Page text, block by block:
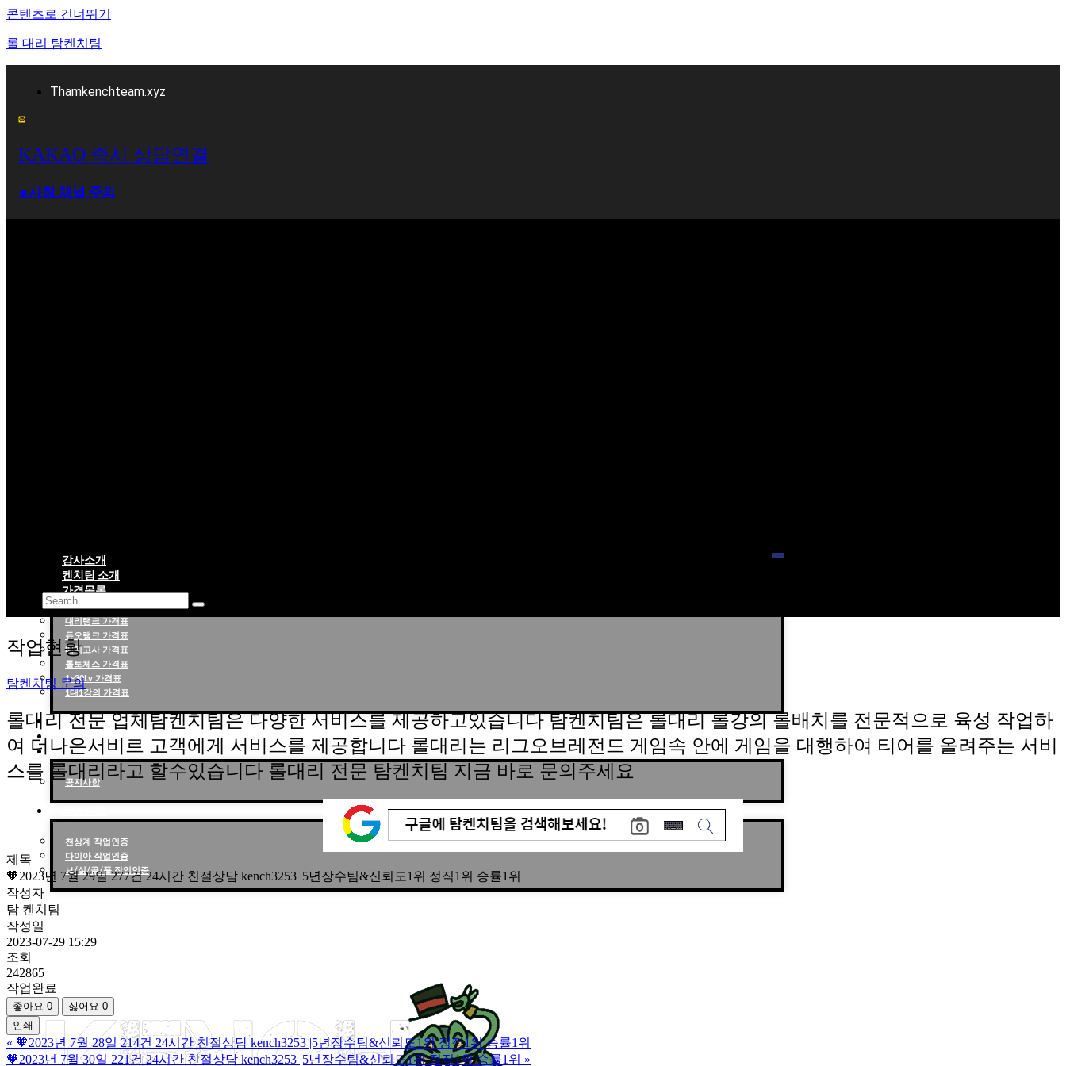
콘텐츠로 건너뛰기
롤 대리 탐켄치팀
Thamkenchteam.xyz
KAKAO 즉시 상담연결
⁕사칭 채널 주의
강사소개
켄치팀 소개
가격목록
대리랭크 가격표
듀오랭크 가격표
배치고사 가격표
롤토체스 가격표
1~30Lv 가격표
1대1강의 가격표
작업현황
작업후기
고객센터
공지사항
천상계 작업인증
다이아 작업인증
브/실/골/플 작업인증
작업현황
탐켄치팀 문의
롤대리 전문 업체탐켄치팀은 다양한 서비스를 제공하고있습니다 탐켄치팀은 롤대리 롤강의 롤배치를 전문적으로 육성 작업하
여 더나은서비르 고객에게 서비스를 제공합니다 롤대리는 리그오브레전드 게임속 안에 게임을 대행하여 티어를 올려주는 서비
스를 롤대리라고 할수있습니다 롤대리 전문 탐켄치팀 지금 바로 문의주세요
제목
🧡2023년 7월 29일 277건 24시간 친절상담 kench3253 |5년장수팀&신뢰도1위 정직1위 승률1위
작성자
탐 켄치팀
작성일
2023-07-29 15:29
조회
242865
작업완료
좋아요 0 싫어요 0
인쇄
« 🧡2023년 7월 28일 214건 24시간 친절상담 kench3253 |5년장수팀&신뢰도1위 정직1위 승률1위
🧡2023년 7월 30일 221건 24시간 친절상담 kench3253 |5년장수팀&신뢰도1위 정직1위 승률1위 »